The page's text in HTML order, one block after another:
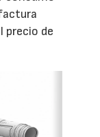
precio de